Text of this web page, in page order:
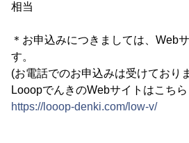
相当
＊お申込みにつきましては、Web
す。
(お電話でのお申込みは受けており
LooopでんきのWebサイトはこちら
https://looop-denki.com/low-v/